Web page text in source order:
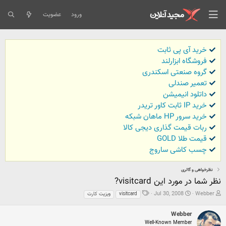
ورود عضویت
خرید آی پی ثابت
فروشگاه ابزارلند
گروه صنعتی اسکندری
تعمیر صندلی
داتلود انیمیشن
خرید IP ثابت کاور تریدر
خرید سرور HP ماهان شبکه
ربات قیمت گذاری دیجی کالا
قیمت طلا GOLD
چسب کاشی ساروج
نظرخواهی و گالری
نظر شما در مورد این visitcard?
ش
ع
ک
Webber
ت
ی
خ
Jul 30, 2008
ب visitcard ویزیت کارت
Webber
Well-Known Member